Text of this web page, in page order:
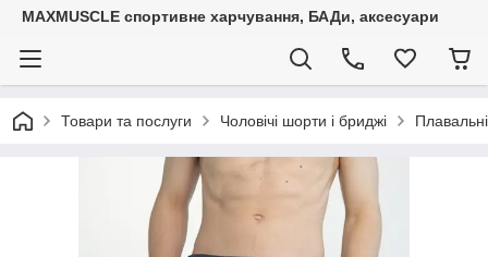
MAXMUSCLE спортивне харчування, БАДи, аксесуари
Товари та послуги Чоловічі шорти і бриджі